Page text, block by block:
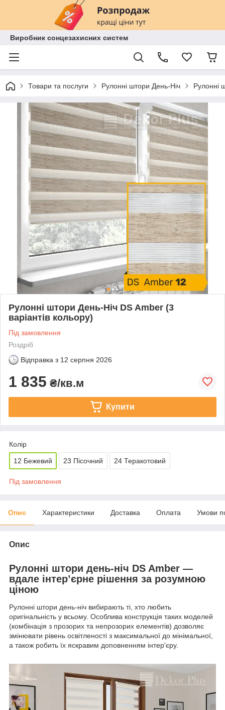
Виробник сонцезахисних систем
Товари та послуги Рулонні штори День-Ніч Рулонні
Рулонні штори День-Ніч DS Amber (3
варіантів кольору)
Під замовлення
Роздріб
Відправка з 12 серпня 2026
1 835 ₴/кв.м
Купити
Колір
12 Бежевий 23 Пісочний 24 Теракотовий
Під замовлення
Опис Характеристики Доставка Оплата Умови
Опис
Рулонні штори день-ніч DS Amber —
вдале інтер’єрне рішення за розумною
ціною
Рулонні штори день-ніч вибирають ті, хто любить
оригінальність у всьому. Особлива конструкція таких моделей
(комбінація з прозорих та непрозорих елементів) дозволяє
змінювати рівень освітленості з максимальної до мінімальної,
а також робить їх яскравим доповненням інтер'єру.